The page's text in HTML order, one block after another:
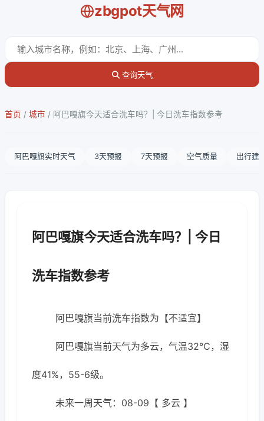
zbgpot天气网
查询天气
首页 / 城市 / 阿巴嘎旗今天适合洗车吗？| 今日洗车指数参考
阿巴嘎旗实时天气 3天预报 7天预报 空气质量 出行建
阿巴嘎旗今天适合洗车吗？| 今日
洗车指数参考
阿巴嘎旗当前洗车指数为【不适宜】
阿巴嘎旗当前天气为多云，气温32℃，湿
度41%，55-6级。
未来一周天气：08-09【 多云 】